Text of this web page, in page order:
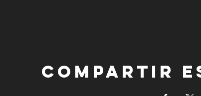
Compartir